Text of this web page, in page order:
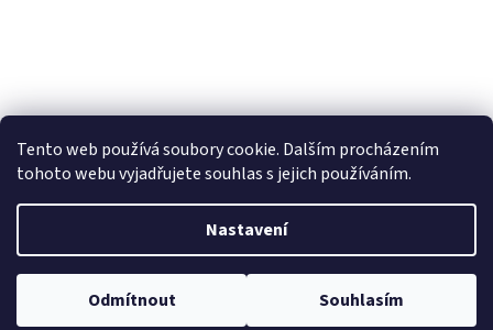
Tento web používá soubory cookie. Dalším procházením
tohoto webu vyjadřujete souhlas s jejich používáním.
Nastavení
Odmítnout Souhlasím
Copyright 2026Gurmand. Všechna práva vyhrazena.Upravit